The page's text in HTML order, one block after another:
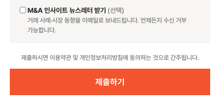
M&A 인사이트 뉴스레터 받기 (선택)
거래 사례·시장 동향을 이메일로 보내드립니다. 언제든지 수신 거부
가능합니다.
제출하시면 이용약관 및 개인정보처리방침에 동의하는 것으로 간주됩니다.